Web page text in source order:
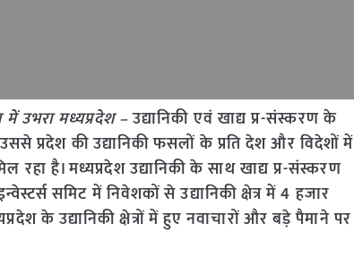
उभरा मध्यप्रदेश –उद्यानिकी एवं खाद्य प्र-संस्करण के
प्रदेश की उद्यानिकी फसलों के प्रति देश और विदेशों में
है। मध्यप्रदेश उद्यानिकी के साथ खाद्य प्र-संस्करण
समिट में निवेशकों से उद्यानिकी क्षेत्र में 4 हजार
के उद्यानिकी क्षेत्रों में हुए नवाचारों और बड़े पैमाने पर